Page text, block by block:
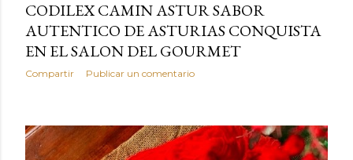
CODILEX CAMIN ASTUR SABOR
AUTENTICO DE ASTURIAS CONQUISTA
EN EL SALON DEL GOURMET
Compartir Publicar un comentario